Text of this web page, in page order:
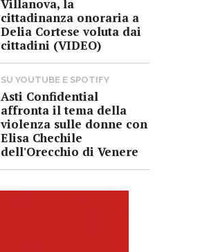
Villanova, la
cittadinanza onoraria a
Delia Cortese voluta dai
cittadini (VIDEO)
SU YOUTUBE E SPOTIFY
Asti Confidential
affronta il tema della
violenza sulle donne con
Elisa Chechile
dell'Orecchio di Venere